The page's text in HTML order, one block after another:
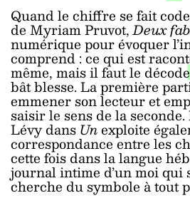
Quand le chiffre se fait
de Myriam Pruvot,Deux
numérique pour évoquer
comprend : ce qui est
même, mais il faut le
bât blesse. La première
emmener son lecteur et
saisir le sens de la
Lévy dansUnexploite
correspondance entre les
cette fois dans la langue
journal intime d’un moi qui
cherche du symbole à tout